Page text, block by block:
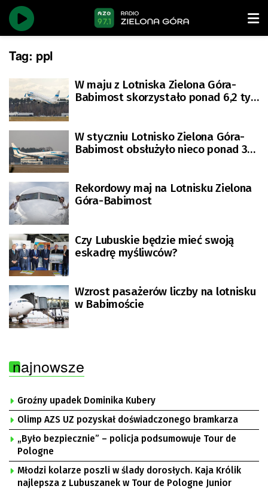
Tag: ppl
W maju z Lotniska Zielona Góra-
Babimost skorzystało ponad 6,2 tys.
W styczniu Lotnisko Zielona Góra-
Babimost obsłużyło nieco ponad 3
Rekordowy maj na Lotnisku Zielona
Góra-Babimost
Czy Lubuskie będzie mieć swoją
eskadrę myśliwców?
Wzrost pasażerów liczby na lotnisku
w Babimoście
najnowsze
Groźny upadek Dominika Kubery
Olimp AZS UZ pozyskał doświadczonego bramkarza
„Było bezpiecznie” – policja podsumowuje Tour de
Pologne
Młodzi kolarze poszli w ślady dorosłych. Kaja Królik
najlepsza z Lubuszanek w Tour de Pologne Junior